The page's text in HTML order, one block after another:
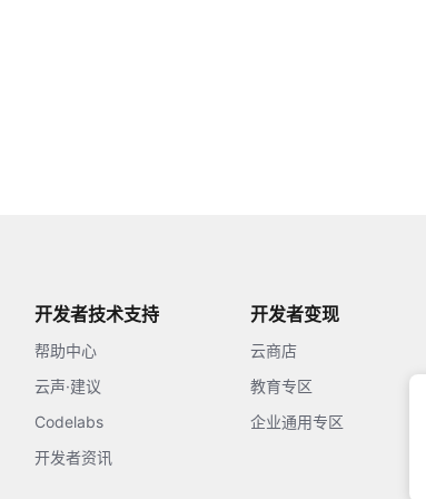
开发者技术支持
帮助中心
云声·建议
Codelabs
开发者资讯
开发者变现
云商店
教育专区
企业通用专区